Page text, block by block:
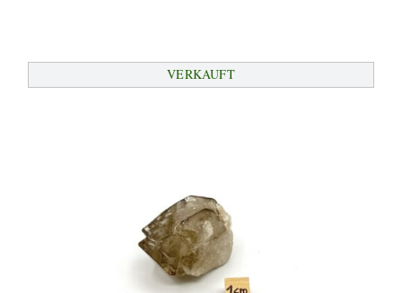
VERKAUFT